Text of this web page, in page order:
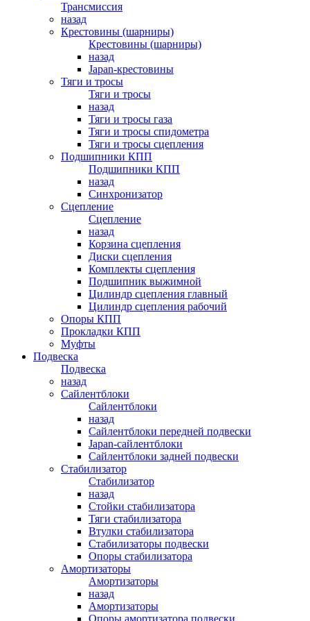
Трансмиссия
назад
Крестовины (шарниры)
Крестовины (шарниры)
назад
Japan-крестовины
Тяги и тросы
Тяги и тросы
назад
Тяги и тросы газа
Тяги и тросы спидометра
Тяги и тросы сцепления
Подшипники КПП
Подшипники КПП
назад
Синхронизатор
Сцепление
Сцепление
назад
Корзина сцепления
Диски сцепления
Комплекты сцепления
Подшипник выжимной
Цилиндр сцепления главный
Цилиндр сцепления рабочий
Опоры КПП
Прокладки КПП
Муфты
Подвеска
Подвеска
назад
Сайлентблоки
Сайлентблоки
назад
Сайлентблоки передней подвески
Japan-сайлентблоки
Сайлентблоки задней подвески
Стабилизатор
Стабилизатор
назад
Стойки стабилизатора
Тяги стабилизатора
Втулки стабилизатора
Стабилизаторы подвески
Опоры стабилизатора
Амортизаторы
Амортизаторы
назад
Амортизаторы
Опоры амортизатора подвески